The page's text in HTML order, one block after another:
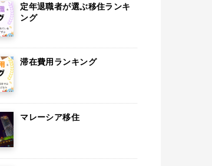
定年退職者が選ぶ移住ランキ
ング
滞在費用ランキング
マレーシア移住